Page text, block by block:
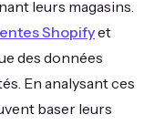
leurs magasins.
Shopifyet
des données
En analysant ces
baser leurs